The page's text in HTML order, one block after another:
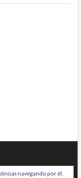
navegando por él,